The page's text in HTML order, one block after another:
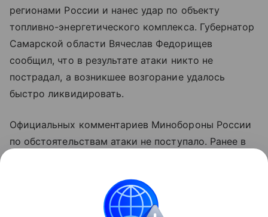
регионами России и нанес удар по объекту
топливно-энергетического комплекса. Губернатор
Самарской области Вячеслав Федорищев
сообщил, что в результате атаки никто не
пострадал, а возникшее возгорание удалось
быстро ликвидировать.
Официальных комментариев Минобороны России
по обстоятельствам атаки не поступало. Ранее в